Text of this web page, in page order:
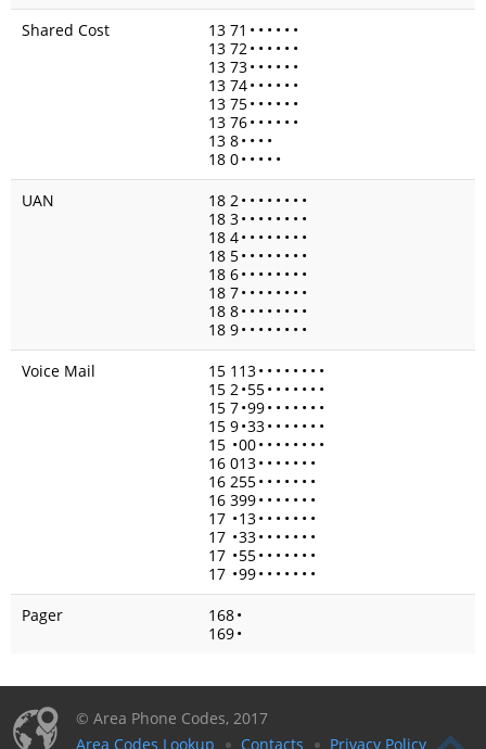
Shared Cost
13 71 • • • • • •
13 72• • • • • •
13 73• • • • • •
13 74• • • • • •
13 75• • • • • •
13 76• • • • • •
13 8• • • •
18 0• • • • •
UAN
18 2• • • • • • • •
18 3• • • • • • • •
18 4• • • • • • • •
18 5• • • • • • • •
18 6• • • • • • • •
18 7• • • • • • • •
18 8• • • • • • • •
18 9• • • • • • • •
Voice Mail
15 113• • • • • • • •
15 2•55• • • • • • •
15 7•99• • • • • • •
15 9•33• • • • • • •
15 •00• • • • • • • •
16 013• • • • • • •
16 255• • • • • • •
16 399• • • • • • •
17 •13• • • • • • •
17 •33• • • • • • •
17 •55• • • • • • •
17 •99• • • • • • •
Pager
168•
169•
© Area Phone Codes, 2017
Area Codes Lookup
Contacts Privacy Policy